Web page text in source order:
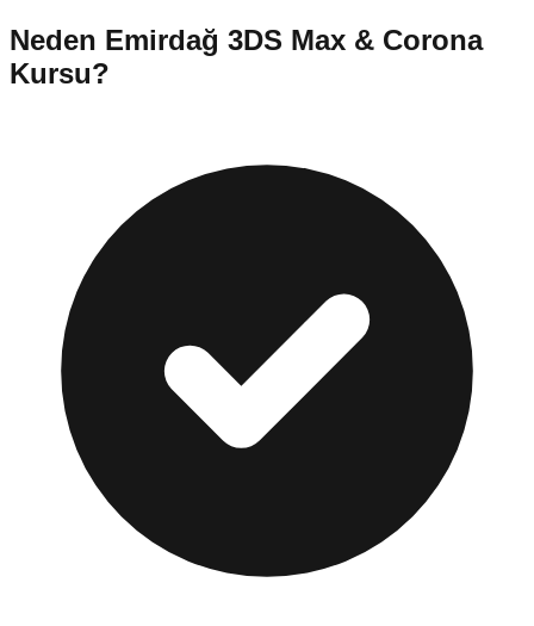
Neden Emirdağ 3DS Max & Corona
Kursu?